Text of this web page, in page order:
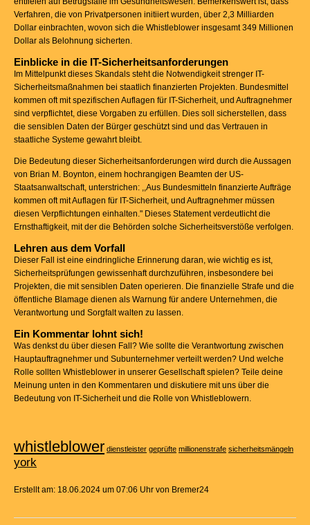
Verfahren, die von Privatpersonen initiiert wurden, über 2,3 Milliarden
Dollar einbrachten, wovon sich die Whistleblower insgesamt 349 Millionen
Dollar als Belohnung sicherten.
Einblicke in die IT-Sicherheitsanforderungen
Im Mittelpunkt dieses Skandals steht die Notwendigkeit strenger IT-
Sicherheitsmaßnahmen bei staatlich finanzierten Projekten. Bundesmittel
kommen oft mit spezifischen Auflagen für IT-Sicherheit, und Auftragnehmer
sind verpflichtet, diese Vorgaben zu erfüllen. Dies soll sicherstellen, dass
die sensiblen Daten der Bürger geschützt sind und das Vertrauen in
staatliche Systeme gewahrt bleibt.
Die Bedeutung dieser Sicherheitsanforderungen wird durch die Aussagen
von Brian M. Boynton, einem hochrangigen Beamten der US-
Staatsanwaltschaft, unterstrichen: ,,Aus Bundesmitteln finanzierte Aufträge
kommen oft mit Auflagen für IT-Sicherheit, und Auftragnehmer müssen
diesen Verpflichtungen einhalten." Dieses Statement verdeutlicht die
Ernsthaftigkeit, mit der die Behörden solche Sicherheitsverstöße verfolgen.
Lehren aus dem Vorfall
Dieser Fall ist eine eindringliche Erinnerung daran, wie wichtig es ist,
Sicherheitsprüfungen gewissenhaft durchzuführen, insbesondere bei
Projekten, die mit sensiblen Daten operieren. Die finanzielle Strafe und die
öffentliche Blamage dienen als Warnung für andere Unternehmen, die
Verantwortung und Sorgfalt walten zu lassen.
Ein Kommentar lohnt sich!
Was denkst du über diesen Fall? Wie sollte die Verantwortung zwischen
Hauptauftragnehmer und Subunternehmer verteilt werden? Und welche
Rolle sollten Whistleblower in unserer Gesellschaft spielen? Teile deine
Meinung unten in den Kommentaren und diskutiere mit uns über die
Bedeutung von IT-Sicherheit und die Rolle von Whistleblowern.
whistleblower dienstleister geprüfte millionenstrafe sicherheitsmängeln
york
Erstellt am: 18.06.2024 um 07:06 Uhr von Bremer24